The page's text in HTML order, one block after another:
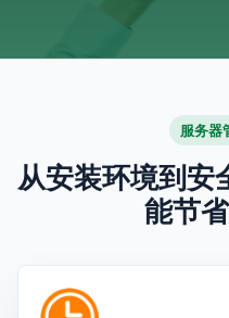
服务器
从安装环境到安
能节